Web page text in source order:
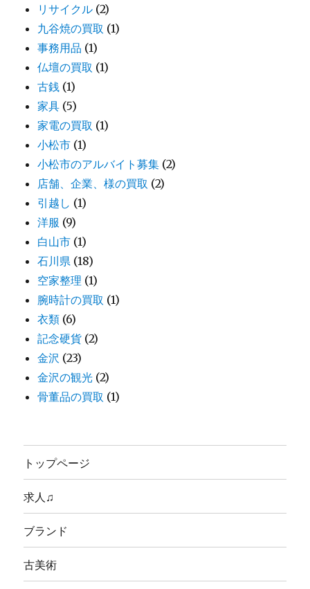
リサイクル (2)
九谷焼の買取 (1)
事務用品 (1)
仏壇の買取 (1)
古銭 (1)
家具 (5)
家電の買取 (1)
小松市 (1)
小松市のアルバイト募集 (2)
店舗、企業、様の買取 (2)
引越し (1)
洋服 (9)
白山市 (1)
石川県 (18)
空家整理 (1)
腕時計の買取 (1)
衣類 (6)
記念硬貨 (2)
金沢 (23)
金沢の観光 (2)
骨董品の買取 (1)
トップページ
求人♫
ブランド
古美術